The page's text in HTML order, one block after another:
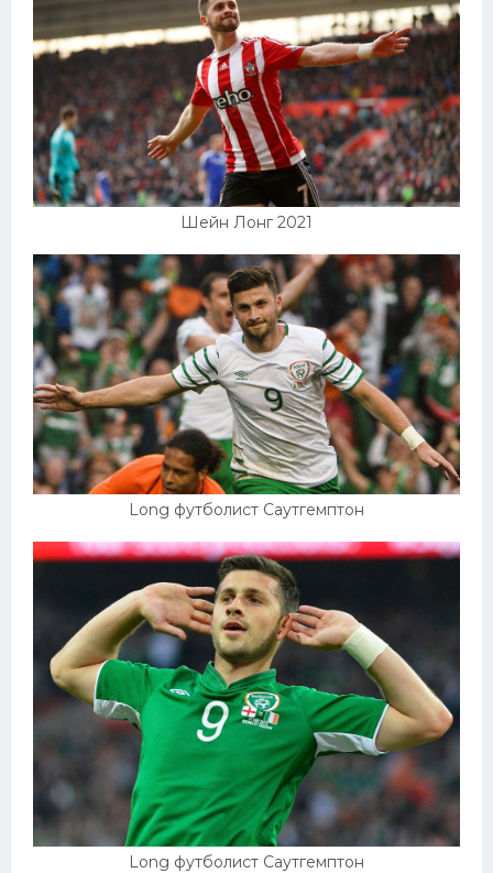
Шейн Лонг 2021
Long футболист Саутгемптон
Long футболист Саутгемптон